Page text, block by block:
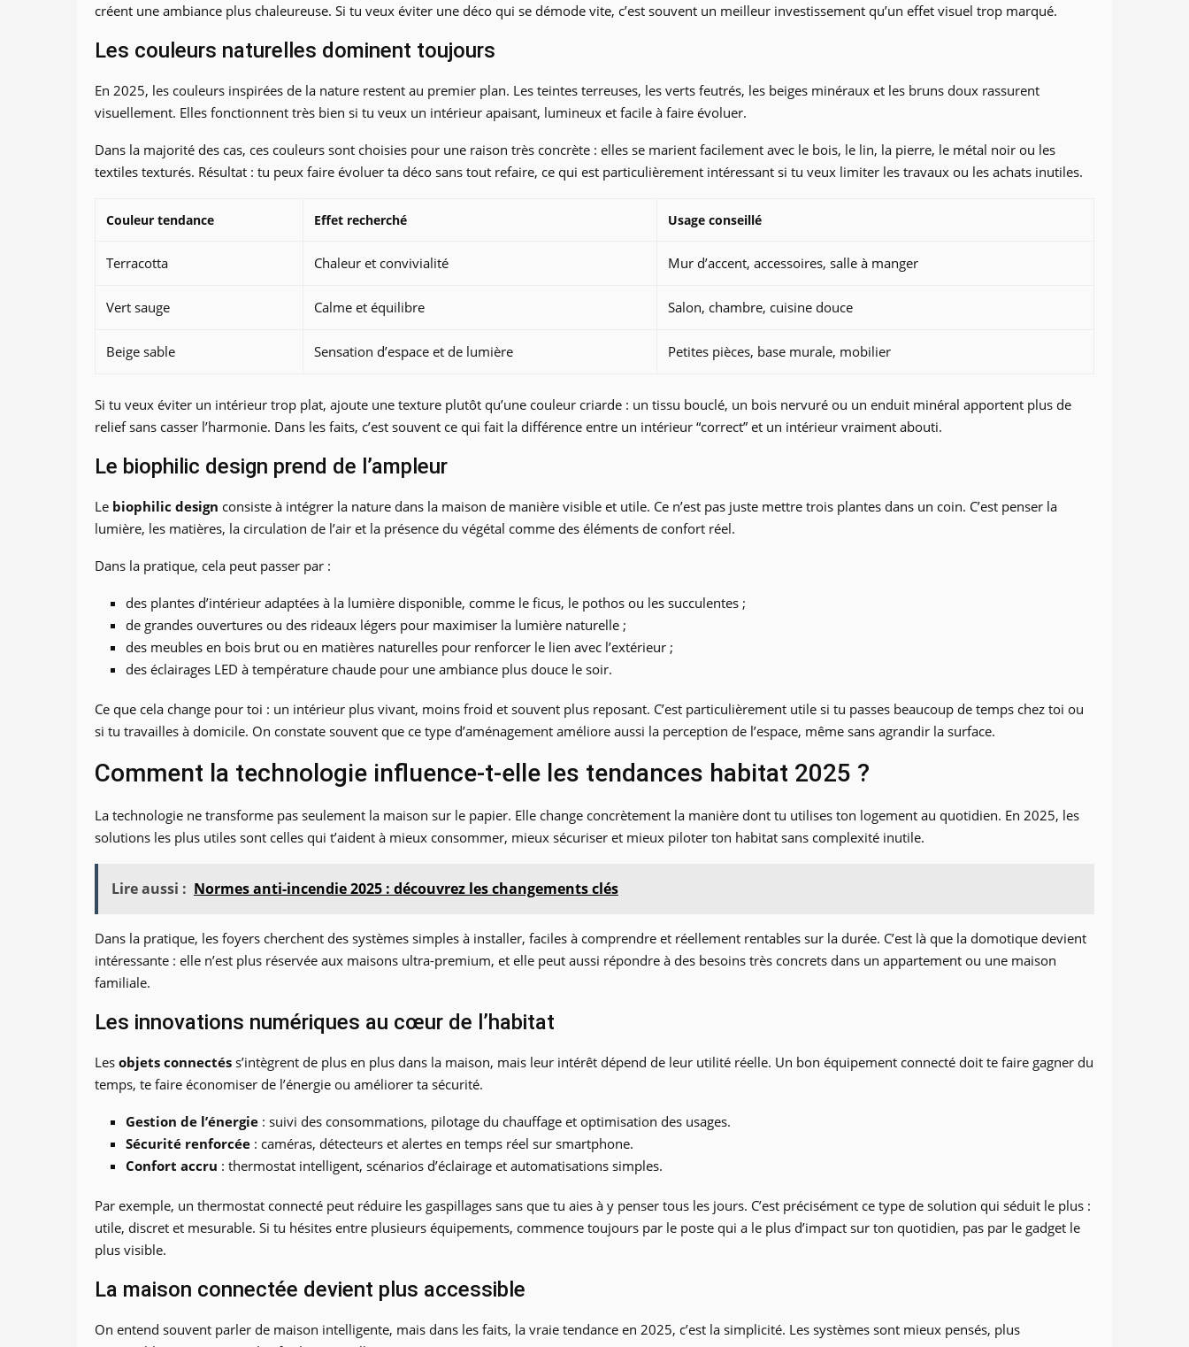
créent une ambiance plus chaleureuse. Si tu veux éviter une déco qui se démode vite, c’est souvent un meilleur investissement qu’un effet visuel trop marqué.
Les couleurs naturelles dominent toujours
En 2025, les couleurs inspirées de la nature restent au premier plan. Les teintes terreuses, les verts feutrés, les beiges minéraux et les bruns doux rassurent
visuellement. Elles fonctionnent très bien si tu veux un intérieur apaisant, lumineux et facile à faire évoluer.
Dans la majorité des cas, ces couleurs sont choisies pour une raison très concrète : elles se marient facilement avec le bois, le lin, la pierre, le métal noir ou les
textiles texturés. Résultat : tu peux faire évoluer ta déco sans tout refaire, ce qui est particulièrement intéressant si tu veux limiter les travaux ou les achats inutiles.
Couleur tendance Effet recherché Usage conseillé
Terracotta Chaleur et convivialité Mur d’accent, accessoires, salle à manger
Vert sauge Calme et équilibre Salon, chambre, cuisine douce
Beige sable Sensation d’espace et de lumière Petites pièces, base murale, mobilier
Si tu veux éviter un intérieur trop plat, ajoute une texture plutôt qu’une couleur criarde : un tissu bouclé, un bois nervuré ou un enduit minéral apportent plus de
relief sans casser l’harmonie. Dans les faits, c’est souvent ce qui fait la différence entre un intérieur “correct” et un intérieur vraiment abouti.
Le biophilic design prend de l’ampleur
Le biophilic design consiste à intégrer la nature dans la maison de manière visible et utile. Ce n’est pas juste mettre trois plantes dans un coin. C’est penser la
lumière, les matières, la circulation de l’air et la présence du végétal comme des éléments de confort réel.
Dans la pratique, cela peut passer par :
des plantes d’intérieur adaptées à la lumière disponible, comme le ficus, le pothos ou les succulentes ;
de grandes ouvertures ou des rideaux légers pour maximiser la lumière naturelle ;
des meubles en bois brut ou en matières naturelles pour renforcer le lien avec l’extérieur ;
des éclairages LED à température chaude pour une ambiance plus douce le soir.
Ce que cela change pour toi : un intérieur plus vivant, moins froid et souvent plus reposant. C’est particulièrement utile si tu passes beaucoup de temps chez toi ou
si tu travailles à domicile. On constate souvent que ce type d’aménagement améliore aussi la perception de l’espace, même sans agrandir la surface.
Comment la technologie influence-t-elle les tendances habitat 2025 ?
La technologie ne transforme pas seulement la maison sur le papier. Elle change concrètement la manière dont tu utilises ton logement au quotidien. En 2025, les
solutions les plus utiles sont celles qui t’aident à mieux consommer, mieux sécuriser et mieux piloter ton habitat sans complexité inutile.
Lire aussi : Normes anti-incendie 2025 : découvrez les changements clés
Dans la pratique, les foyers cherchent des systèmes simples à installer, faciles à comprendre et réellement rentables sur la durée. C’est là que la domotique devient
intéressante : elle n’est plus réservée aux maisons ultra-premium, et elle peut aussi répondre à des besoins très concrets dans un appartement ou une maison
familiale.
Les innovations numériques au cœur de l’habitat
Les objets connectés s’intègrent de plus en plus dans la maison, mais leur intérêt dépend de leur utilité réelle. Un bon équipement connecté doit te faire gagner du
temps, te faire économiser de l’énergie ou améliorer ta sécurité.
Gestion de l’énergie : suivi des consommations, pilotage du chauffage et optimisation des usages.
Sécurité renforcée : caméras, détecteurs et alertes en temps réel sur smartphone.
Confort accru : thermostat intelligent, scénarios d’éclairage et automatisations simples.
Par exemple, un thermostat connecté peut réduire les gaspillages sans que tu aies à y penser tous les jours. C’est précisément ce type de solution qui séduit le plus :
utile, discret et mesurable. Si tu hésites entre plusieurs équipements, commence toujours par le poste qui a le plus d’impact sur ton quotidien, pas par le gadget le
plus visible.
La maison connectée devient plus accessible
On entend souvent parler de maison intelligente, mais dans les faits, la vraie tendance en 2025, c’est la simplicité. Les systèmes sont mieux pensés, plus